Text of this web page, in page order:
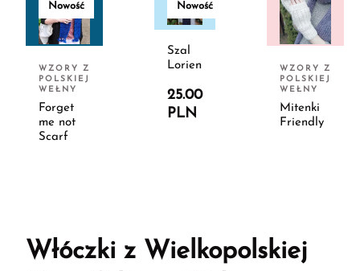
Nowość
WZORY Z
POLSKIEJ
WEŁNY
Forget
me not
Scarf
Nowość
Szal
Lorien
25.00
PLN
WZORY Z
POLSKIEJ
WEŁNY
Mitenki
Friendly
Włóczki z Wielkopolskiej